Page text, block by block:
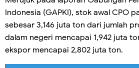
Indonesia (GAPKI), stok awal CPO
sebesar 3,146 juta ton dari jumlah
dalam negeri mencapai 1,942 juta
ekspor mencapai 2,802 juta ton.